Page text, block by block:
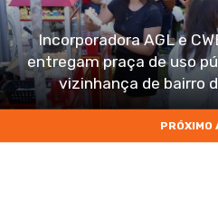
Incorporadora AGL e
entregam praça de uso
vizinhança de bairro
PRÓXIMO